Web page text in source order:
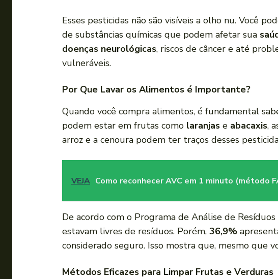
Esses pesticidas não são visíveis a olho nu. Você
de substâncias químicas que podem afetar sua
doenças neurológicas, riscos de câncer e até
vulneráveis.
Por Que Lavar os Alimentos é Importante?
Quando você compra alimentos, é fundamental
podem estar em frutas como laranjas e abacaxis,
arroz e a cenoura podem ter traços desses
VEJA Como reconhecer AVC em 1 minuto (método
De acordo com o Programa de Análise de
estavam livres de resíduos. Porém, 36,9%
considerado seguro. Isso mostra que, mesmo que
Métodos Eficazes para Limpar Frutas e Verduras